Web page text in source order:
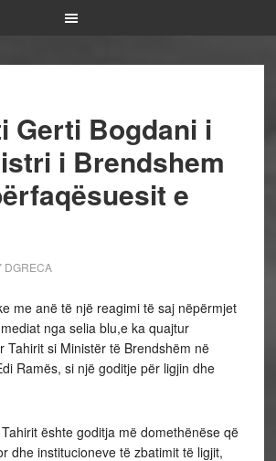
Gerti Bogdani i
i Brendshem
e
DGRECA
me anë të një reagimi të saj nëpërmjet
nga selia blu,e ka quajtur
Tahirit si Ministër të Brendshëm në
Ramës, si një goditje për ligjin dhe
ështe goditja më domethënëse që
dhe institucioneve të zbatimit të ligjit,